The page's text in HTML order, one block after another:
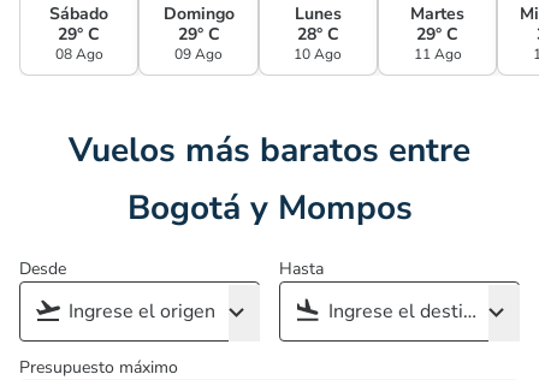
Sábado
29° C
08 Ago
Domingo
29° C
09 Ago
Lunes
28° C
10 Ago
Martes
29° C
11 Ago
Vuelos más baratos entre
Bogotá y Mompos
Desde Hasta
Presupuesto máximo